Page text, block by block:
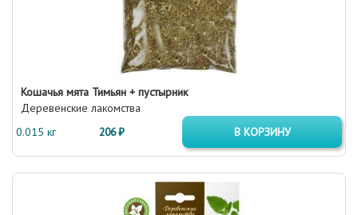
Кошачья мята Тимьян + пустырник
Деревенские лакомства
0.015 кг
206 ₽ В КОРЗИНУ